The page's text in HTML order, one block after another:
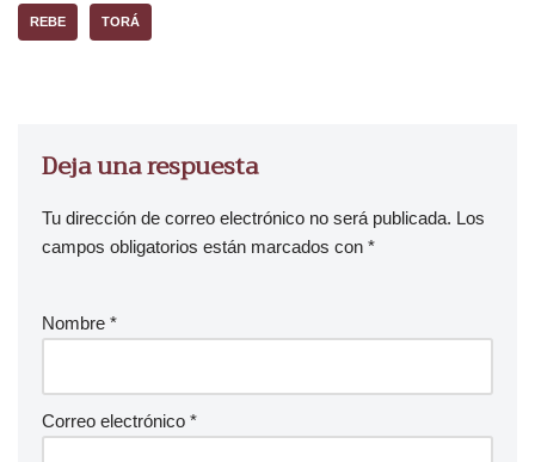
REBE TORÁ
Deja una respuesta
Tu dirección de correo electrónico no será publicada. Los
campos obligatorios están marcados con *
Nombre *
Correo electrónico *